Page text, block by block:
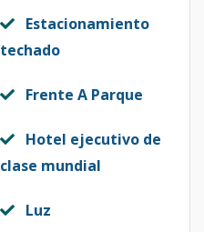
Estacionamiento
techado
Frente A Parque
Hotel ejecutivo de
clase mundial
Luz